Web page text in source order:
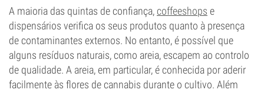
A maioria das quintas de confiança,coffeeshops e
dispensários verifica os seus produtos quanto à presença
de contaminantes externos. No entanto, é possível que
alguns resíduos naturais, como areia, escapem ao controlo
de qualidade. A areia, em particular, é conhecida por aderir
facilmente às flores de cannabis durante o cultivo. Além